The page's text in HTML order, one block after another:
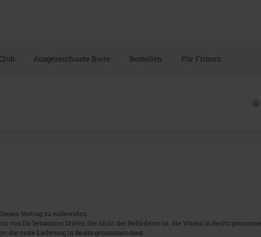
Ausgezeichnete Biere Bestellen Für Firmen
Vertrag zu widerrufen.
von Dir benannter Dritter, der nicht der Beförderer ist, die Waren in Besitz
die erste Lieferung in Besitz genommen hast.